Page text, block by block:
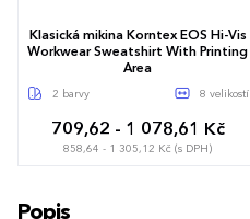
Klasická mikina Korntex EOS Hi-Vis
Workwear Sweatshirt With Printing
Area
2 barvy 8 velikostí
709,62 - 1 078,61 Kč
858,64 - 1 305,12 Kč (s DPH)
S
Popis